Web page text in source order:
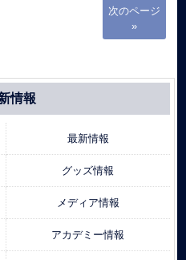
次のページ
»
情報
最新情報
グッズ情報
メディア情報
アカデミー情報